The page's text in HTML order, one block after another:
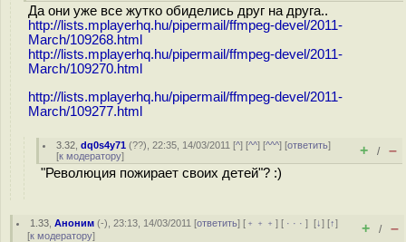
Да они уже все жутко обиделись друг на друга..
http://lists.mplayerhq.hu/pipermail/ffmpeg-devel/2011-
March/109268.html
http://lists.mplayerhq.hu/pipermail/ffmpeg-devel/2011-
March/109270.html
http://lists.mplayerhq.hu/pipermail/ffmpeg-devel/2011-
March/109277.html
3.32 ,dq0s4y71 (??), 22:35, 14/03/2011 [^] [^^] [^^^] [ответить]
[к модератору] + / –
"Революция пожирает своих детей"? :)
1.33 ,Аноним (-), 23:13, 14/03/2011 [ответить] [ ﹢﹢﹢] [ · · ·][↓] [↑]
[к модератору] + / –